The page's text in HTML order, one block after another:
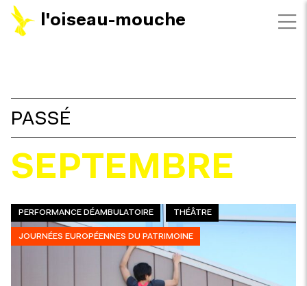
l'oiseau-mouche
FILTRES
PASSÉ
SEPTEMBRE
PERFORMANCE DÉAMBULATOIRE THÉÂTRE
JOURNÉES EUROPÉENNES DU PATRIMOINE